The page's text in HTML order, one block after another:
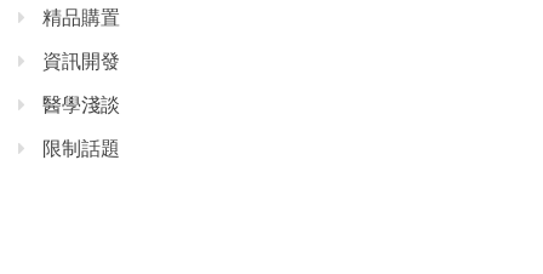
精品購置
資訊開發
醫學淺談
限制話題